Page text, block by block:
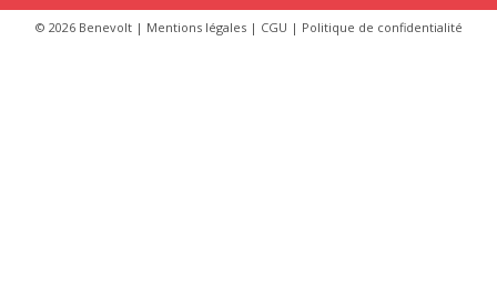
© 2026 Benevolt | Mentions légales| CGU | Politique de confidentialité